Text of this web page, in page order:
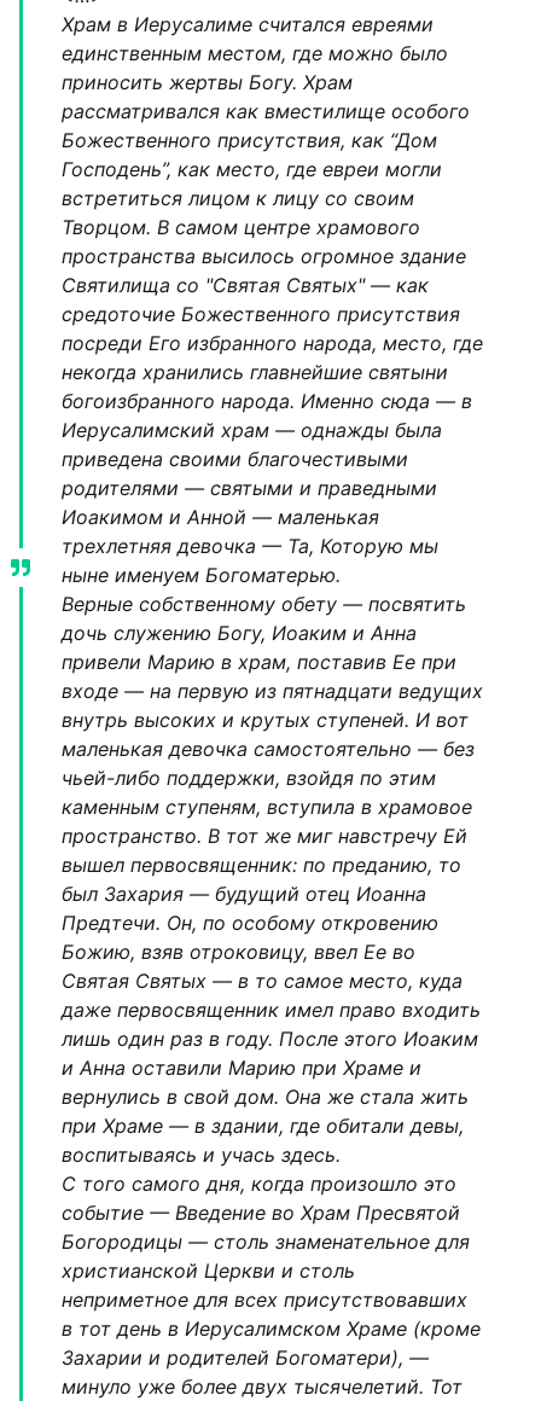
Храм в Иерусалиме считался евреями
единственным местом, где можно было
приносить жертвы Богу. Храм
рассматривался как вместилище особого
Божественного присутствия, как “Дом
Господень”, как место, где евреи могли
встретиться лицом к лицу со своим
Творцом. В самом центре храмового
пространства высилось огромное здание
Святилища со "Святая Святых" — как
средоточие Божественного присутствия
посреди Его избранного народа, место, где
некогда хранились главнейшие святыни
богоизбранного народа. Именно сюда — в
Иерусалимский храм — однажды была
приведена своими благочестивыми
родителями — святыми и праведными
Иоакимом и Анной — маленькая
трехлетняя девочка — Та, Которую мы
ныне именуем Богоматерью.
Верные собственному обету — посвятить
дочь служению Богу, Иоаким и Анна
привели Марию в храм, поставив Ее при
входе — на первую из пятнадцати ведущих
внутрь высоких и крутых ступеней. И вот
маленькая девочка самостоятельно — без
чьей-либо поддержки, взойдя по этим
каменным ступеням, вступила в храмовое
пространство. В тот же миг навстречу Ей
вышел первосвященник: по преданию, то
был Захария — будущий отец Иоанна
Предтечи. Он, по особому откровению
Божию, взяв отроковицу, ввел Ее во
Святая Святых — в то самое место, куда
даже первосвященник имел право входить
лишь один раз в году. После этого Иоаким
и Анна оставили Марию при Храме и
вернулись в свой дом. Она же стала жить
при Храме — в здании, где обитали девы,
воспитываясь и учась здесь.
С того самого дня, когда произошло это
событие — Введение во Храм Пресвятой
Богородицы — столь знаменательное для
христианской Церкви и столь
неприметное для всех присутствовавших
в тот день в Иерусалимском Храме (кроме
Захарии и родителей Богоматери), —
минуло уже более двух тысячелетий. Тот